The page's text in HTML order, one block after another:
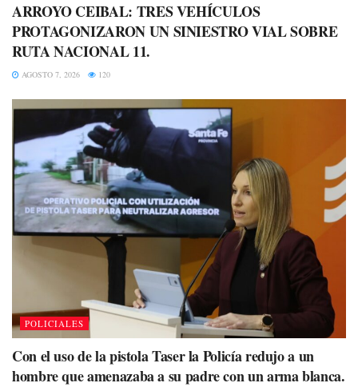
ARROYO CEIBAL: TRES VEHÍCULOS
PROTAGONIZARON UN SINIESTRO VIAL SOBRE
RUTA NACIONAL 11.
AGOSTO 7, 2026 120
POLICIALES
Con el uso de la pistola Taser la Policía redujo a un
hombre que amenazaba a su padre con un arma blanca.